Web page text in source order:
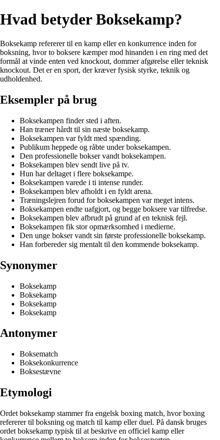
Hvad betyder Boksekamp?
Boksekamp refererer til en kamp eller en konkurrence inden for
boksning, hvor to boksere kæmper mod hinanden i en ring med det
formål at vinde enten ved knockout, dommer afgørelse eller teknisk
knockout. Det er en sport, der kræver fysisk styrke, teknik og
udholdenhed.
Eksempler på brug
Boksekampen finder sted i aften.
Han træner hårdt til sin næste boksekamp.
Boksekampen var fyldt med spænding.
Publikum heppede og råbte under boksekampen.
Den professionelle bokser vandt boksekampen.
Boksekampen blev sendt live på tv.
Hun har deltaget i flere boksekampe.
Boksekampen varede i ti intense runder.
Boksekampen blev afholdt i en fyldt arena.
Træningslejren forud for boksekampen var meget intens.
Boksekampen endte uafgjort, og begge boksere var tilfredse.
Boksekampen blev afbrudt på grund af en teknisk fejl.
Boksekampen fik stor opmærksomhed i medierne.
Den unge bokser vandt sin første professionelle boksekamp.
Han forbereder sig mentalt til den kommende boksekamp.
Synonymer
Boksekamp
Boksekamp
Boksekamp
Boksekamp
Antonymer
Boksematch
Boksekonkurrence
Boksestævne
Etymologi
Ordet boksekamp stammer fra engelsk boxing match, hvor boxing
refererer til boksning og match til kamp eller duel. På dansk bruges
ordet boksekamp typisk til at beskrive en officiel kamp eller